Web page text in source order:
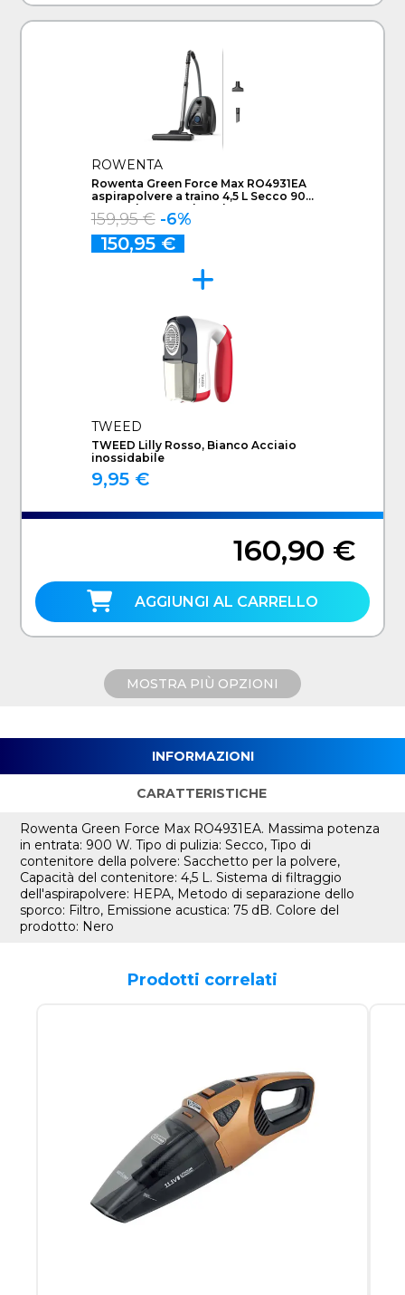
ROWENTA
Rowenta Green Force Max RO4931EA
aspirapolvere a traino 4,5 L Secco 900
W Sacchetto per la polvere
159,95 € -6%
150,95 €
TWEED
TWEED Lilly Rosso, Bianco Acciaio
inossidabile
9,95 €
160,90 €
AGGIUNGI AL CARRELLO
MOSTRA PIÙ OPZIONI
INFORMAZIONI
CARATTERISTICHE
Rowenta Green Force Max RO4931EA. Massima potenza
in entrata: 900 W. Tipo di pulizia: Secco, Tipo di
contenitore della polvere: Sacchetto per la polvere,
Capacità del contenitore: 4,5 L. Sistema di filtraggio
dell'aspirapolvere: HEPA, Metodo di separazione dello
sporco: Filtro, Emissione acustica: 75 dB. Colore del
prodotto: Nero
Prodotti correlati